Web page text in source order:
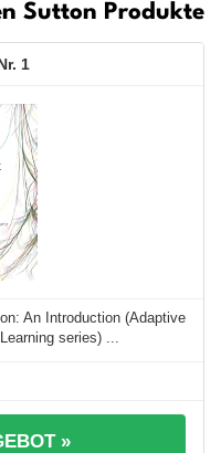
Sutton Produkte
1
An Introduction (Adaptive
series) ...
»